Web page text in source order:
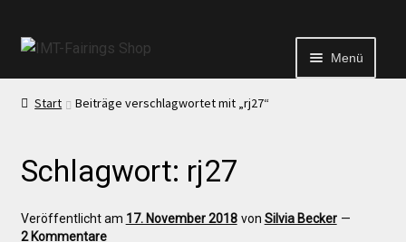
Menü
Start
Echtheit von Bewertungen
Kontakt
Start Beiträge verschlagwortet mit „rj27“
Schlagwort: rj27
Veröffentlicht am 17. November 2018 von Silvia Becker —
2 Kommentare